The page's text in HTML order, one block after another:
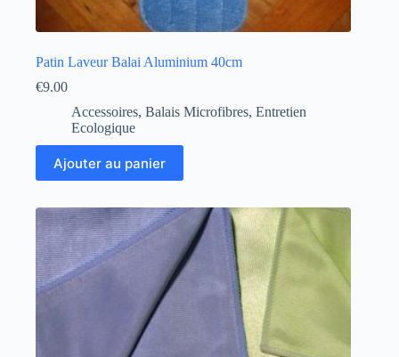
Patin Laveur Balai Aluminium 40cm
€9.00
Accessoires, Balais Microfibres, Entretien
Ecologique
Ajouter au panier